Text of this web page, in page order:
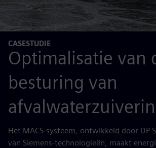
CASESTUDIE
Optimalisatie van
besturing van
Het MACS-systeem, ontwikkeld door DP
van Siemens-technologieën, maakt